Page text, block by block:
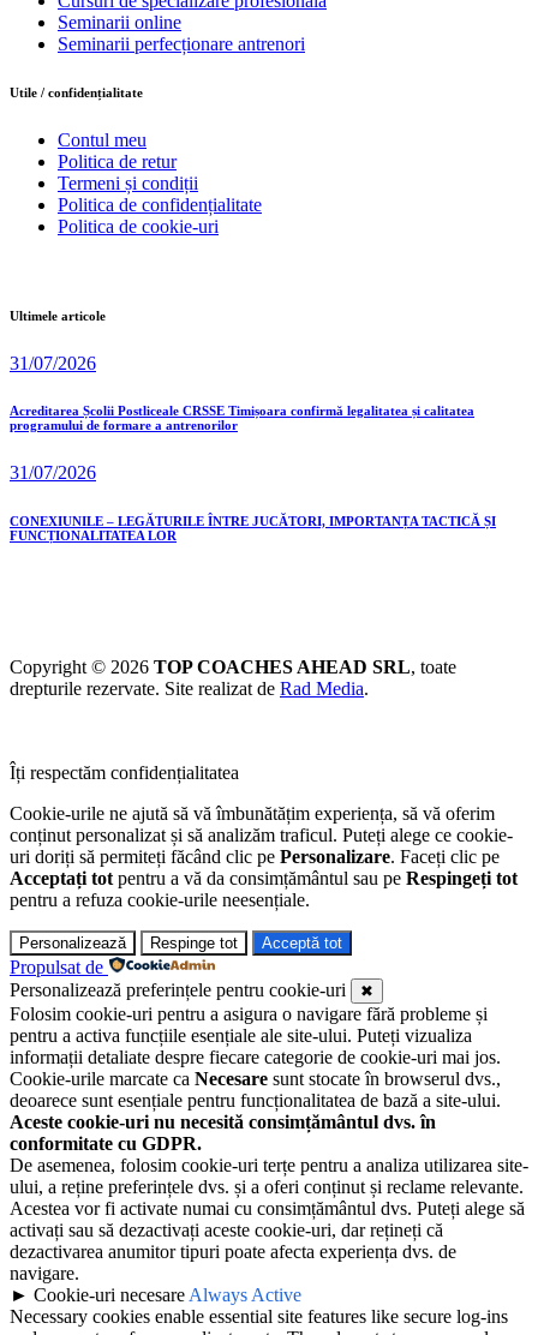
Seminarii online
Seminarii perfecționare antrenori
Utile / confidențialitate
Contul meu
Politica de retur
Termeni și condiții
Politica de confidențialitate
Politica de cookie-uri
Ultimele articole
31/07/2026
Acreditarea Școlii Postliceale CRSSE Timișoara confirmă legalitatea și calitatea
programului de formare a antrenorilor
31/07/2026
CONEXIUNILE – LEGĂTURILE ÎNTRE JUCĂTORI, IMPORTANȚA TACTICĂ ȘI
FUNCȚIONALITATEA LOR
Copyright © 2026 TOP COACHES AHEAD SRL, toate
drepturile rezervate. Site realizat de Rad Media.
Îți respectăm confidențialitatea
Cookie-urile ne ajută să vă îmbunătățim experiența, să vă oferim
conținut personalizat și să analizăm traficul. Puteți alege ce cookie-
uri doriți să permiteți făcând clic pe Personalizare. Faceți clic pe
Acceptați tot pentru a vă da consimțământul sau pe Respingeți tot
pentru a refuza cookie-urile neesențiale.
Personalizează Respinge tot Acceptă tot
Propulsat de
Personalizează preferințele pentru cookie-uri
✖
Folosim cookie-uri pentru a asigura o navigare fără probleme și
pentru a activa funcțiile esențiale ale site-ului. Puteți vizualiza
informații detaliate despre fiecare categorie de cookie-uri mai jos.
Cookie-urile marcate ca Necesare sunt stocate în browserul dvs.,
deoarece sunt esențiale pentru funcționalitatea de bază a site-ului.
Aceste cookie-uri nu necesită consimțământul dvs. în
conformitate cu GDPR.
De asemenea, folosim cookie-uri terțe pentru a analiza utilizarea site-
ului, a reține preferințele dvs. și a oferi conținut și reclame relevante.
Acestea vor fi activate numai cu consimțământul dvs. Puteți alege să
activați sau să dezactivați aceste cookie-uri, dar rețineți că
dezactivarea anumitor tipuri poate afecta experiența dvs. de
navigare.
► Cookie-uri necesare Always Active
Necessary cookies enable essential site features like secure log-ins